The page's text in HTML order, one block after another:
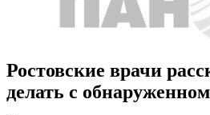
Ростовские врачи
делать с